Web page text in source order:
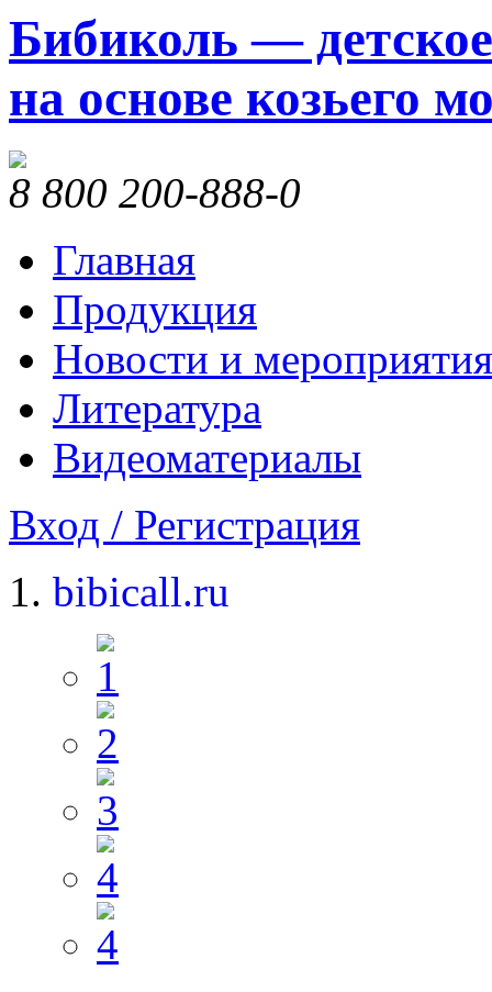
Бибиколь —
на основе козьего
8 800 200-888-0
Главная
Продукция
Новости и мероприятия
Литература
Видеоматериалы
Вход / Регистрация
bibicall.ru